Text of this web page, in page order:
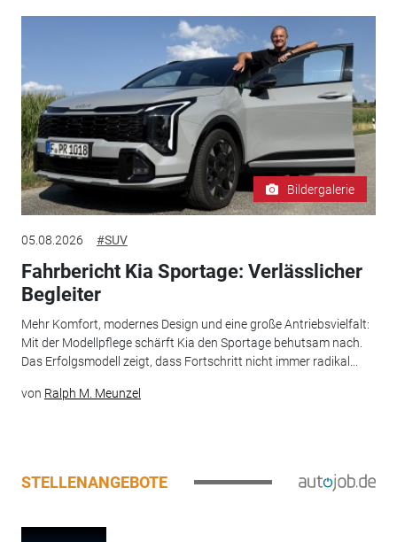
Bildergalerie
05.08.2026 #SUV
Fahrbericht Kia Sportage: Verlässlicher
Begleiter
Mehr Komfort, modernes Design und eine große Antriebsvielfalt:
Mit der Modellpflege schärft Kia den Sportage behutsam nach.
Das Erfolgsmodell zeigt, dass Fortschritt nicht immer radikal...
von Ralph M. Meunzel
STELLENANGEBOTE